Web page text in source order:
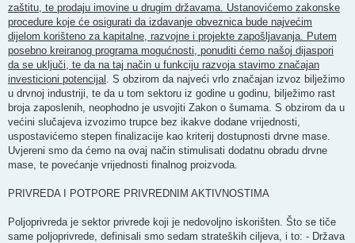
zaštitu, te prodaju imovine u drugim državama. Ustanovićemo zakonske
procedure koje će osigurati da izdavanje obveznica bude najvećim
dijelom korišteno za kapitalne, razvojne i projekte zapošljavanja. Putem
posebno kreiranog programa mogućnosti, ponuditi ćemo našoj dijaspori
da se uključi, te da na taj način u funkciju razvoja stavimo značajan
investicioni potencijal . S obzirom da najveći vrlo značajan izvoz bilježimo
u drvnoj industriji, te da u tom sektoru iz godine u godinu, bilježimo rast
broja zaposlenih, neophodno je usvojiti Zakon o šumama. S obzirom da u
većini slučajeva izvozimo trupce bez ikakve dodane vrijednosti,
uspostavićemo stepen finalizacije kao kriterij dostupnosti drvne mase.
Uvjereni smo da ćemo na ovaj način stimulisati dodatnu obradu drvne
mase, te povećanje vrijednosti finalnog proizvoda.
PRIVREDA I POTPORE PRIVREDNIM AKTIVNOSTIMA
Poljoprivreda je sektor privrede koji je nedovoljno iskorišten. Što se tiče
same poljoprivrede, definisali smo sedam strateških ciljeva, i to: - Država